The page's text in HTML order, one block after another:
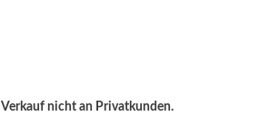
Verkauf nicht an Privatkunden.